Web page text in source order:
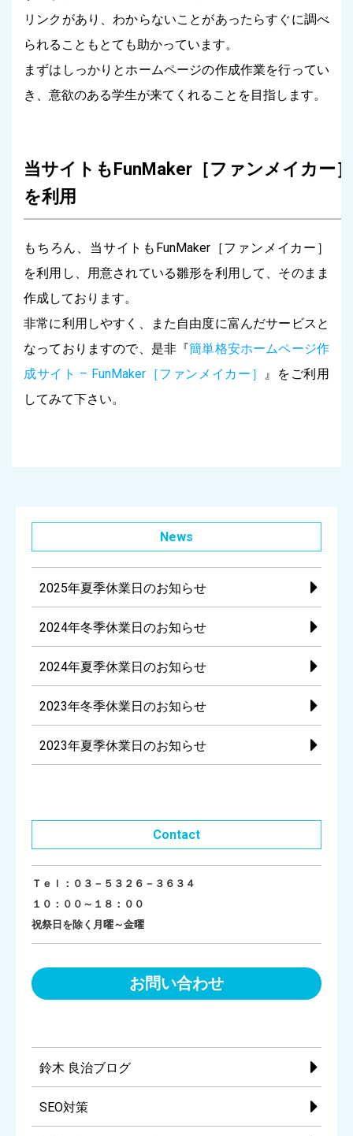
リンクがあり、わからないことがあったらすぐに調べ
られることもとても助かっています。
まずはしっかりとホームページの作成作業を行ってい
き、意欲のある学生が来てくれることを目指します。
当サイトもFunMaker［ファンメイカー］
を利用
もちろん、当サイトもFunMaker［ファンメイカー］
を利用し、用意されている雛形を利用して、そのまま
作成しております。
非常に利用しやすく、また自由度に富んだサービスと
なっておりますので、是非『簡単格安ホームページ作
成サイト – FunMaker［ファンメイカー］ 』をご利用
してみて下さい。
News
2025年夏季休業日のお知らせ
2024年冬季休業日のお知らせ
2024年夏季休業日のお知らせ
2023年冬季休業日のお知らせ
2023年夏季休業日のお知らせ
Contact
Ｔｅｌ：０３－５３２６－３６３４
１０：００～１８：００
祝祭日を除く月曜～金曜
お問い合わせ
鈴木 良治ブログ
SEO対策